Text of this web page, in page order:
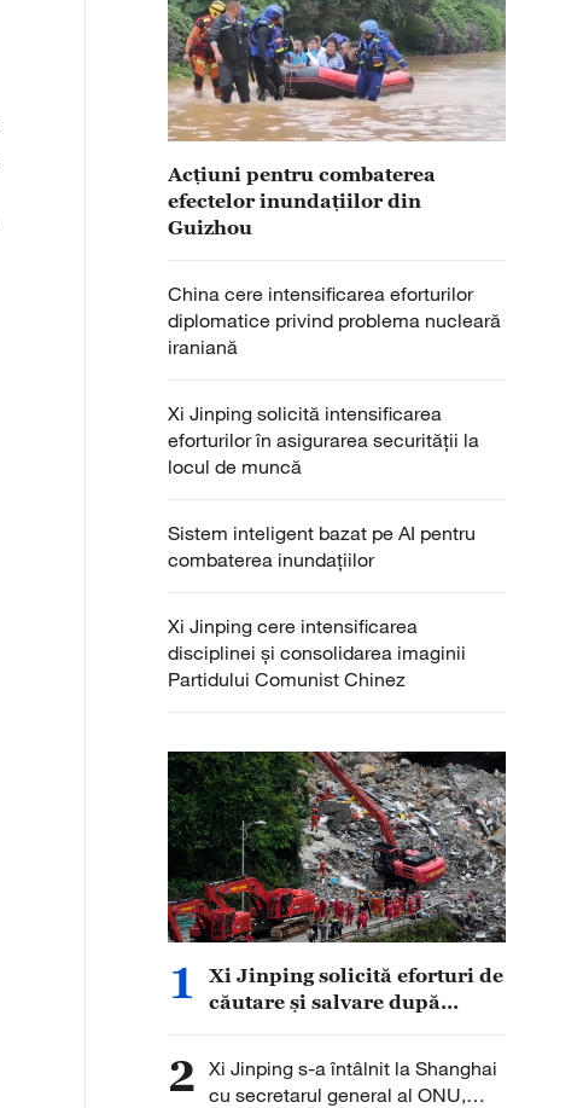
Acțiuni pentru combaterea
efectelor inundațiilor din
Guizhou
China cere intensificarea eforturilor
diplomatice privind problema nucleară
iraniană
Xi Jinping solicită intensificarea
eforturilor în asigurarea securității la
locul de muncă
Sistem inteligent bazat pe AI pentru
combaterea inundațiilor
Xi Jinping cere intensificarea
disciplinei și consolidarea imaginii
Partidului Comunist Chinez
1
Xi Jinping solicită eforturi de
căutare și salvare după
2 Xi Jinping s-a întâlnit la Shanghai
cu secretarul general al ONU,